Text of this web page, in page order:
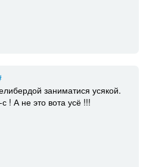
заниматися усякой.
! А не это вота усё !!!